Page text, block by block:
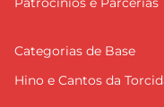
Categorias de Base
Hino e Cantos da